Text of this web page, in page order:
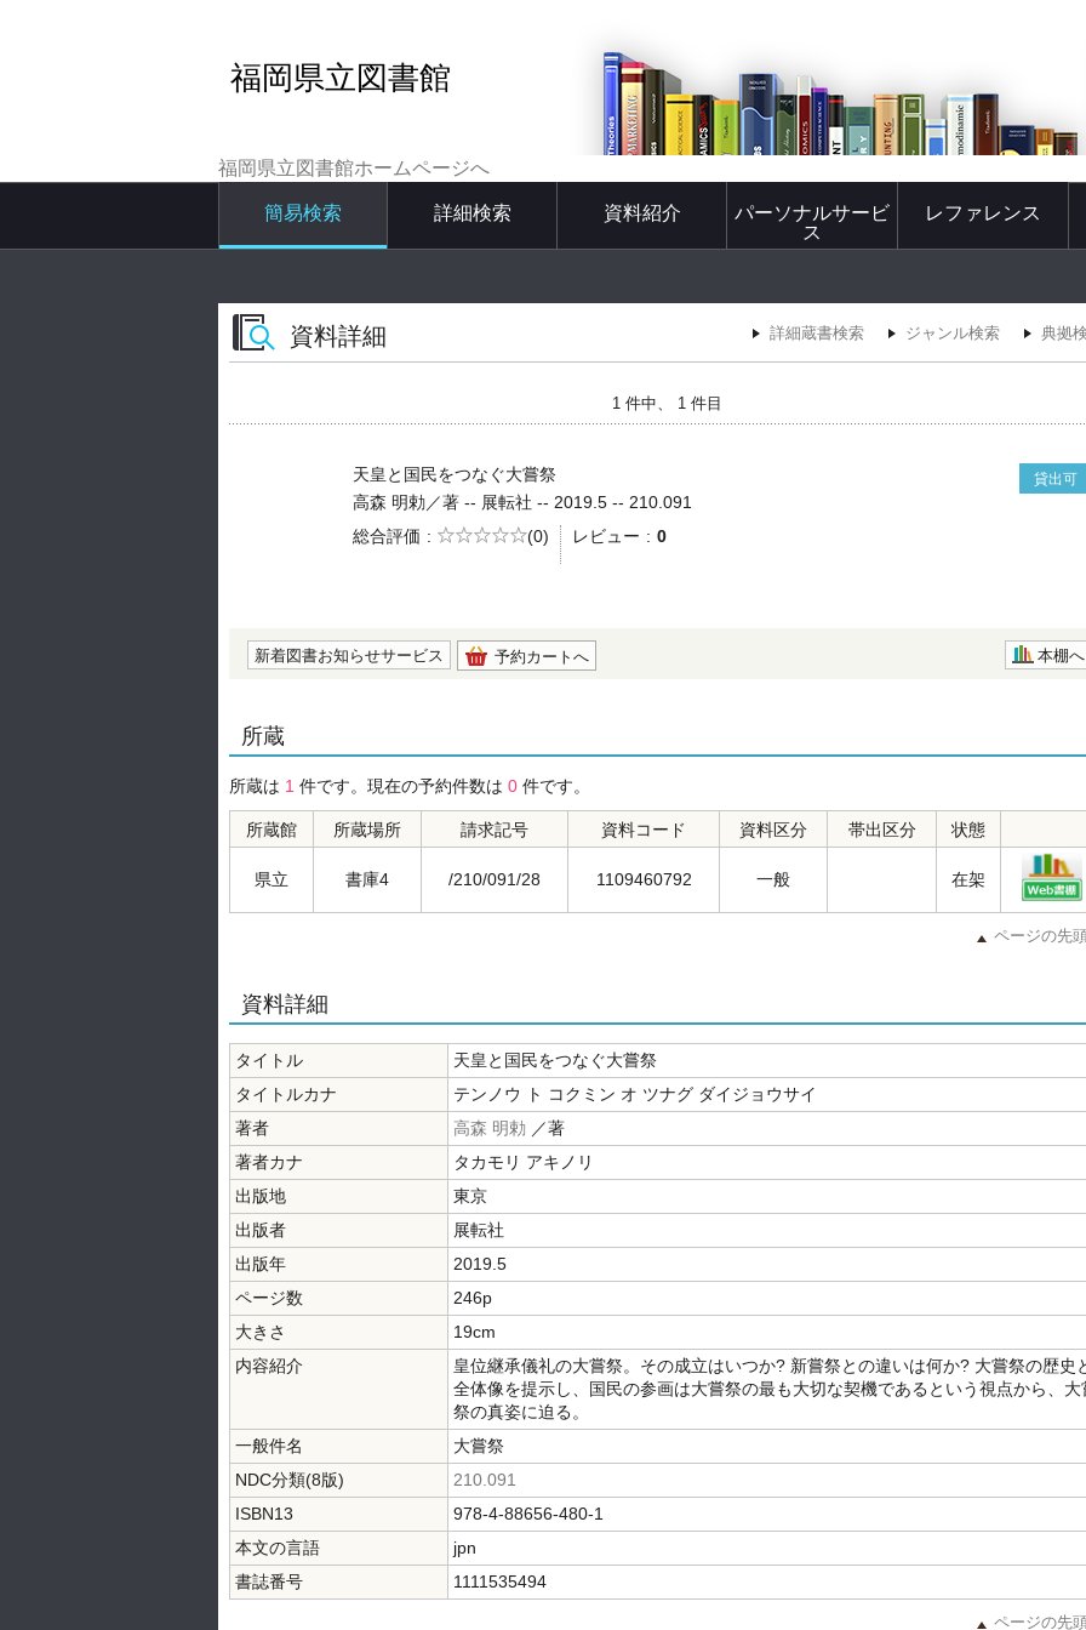
福岡県立図書館
福岡県立図書館ホームページへ
簡易検索 詳細検索 資料紹介
パーソナルサービ
ス
レファレンス
資料詳細 詳細蔵書検索 ジャンル検索 典拠
1 件中、 1 件目
天皇と国民をつなぐ大嘗祭 貸出可
高森 明勅／著 -- 展転社 -- 2019.5 -- 210.091
総合評価
5段階評価
(0) レビュー 0
新着図書お知らせサービス 予約カートへ 本棚へ
所蔵
所蔵は 1 件です。現在の予約件数は 0 件です。
所蔵館 所蔵場所 請求記号 資料コード 資料区分 帯出区分 状態
県立 書庫4 /210/091/28 1109460792 一般 在架
ページの先
資料詳細
タイトル
天皇と国民をつなぐ大嘗祭
タイトルカナ
テンノウ ト コクミン オ ツナグ ダイジョウサイ
著者
高森 明勅 ／著
著者カナ
タカモリ アキノリ
出版地
東京
出版者
展転社
出版年
2019.5
ページ数
246p
大きさ
19cm
内容紹介
皇位継承儀礼の大嘗祭。その成立はいつか? 新嘗祭との違いは何か? 大嘗祭の歴史
全体像を提示し、国民の参画は大嘗祭の最も大切な契機であるという視点から、大
祭の真姿に迫る。
一般件名
大嘗祭
NDC分類(8版)
210.091
ISBN13
978-4-88656-480-1
本文の言語
jpn
書誌番号
1111535494
ページの先